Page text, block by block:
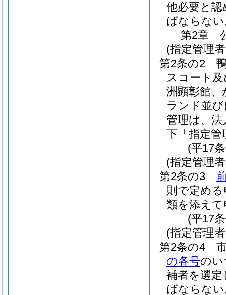
他必要と
ばならな
第2章
(指定管理
第2条の2
スコート
洲顕彰館
ランド並
管理は、
下「指定管
(平17
(指定管理
第2条の3
則で定め
類を添え
(平17
(指定管理
第2条の4
の各号のい
補者を選
ばならな